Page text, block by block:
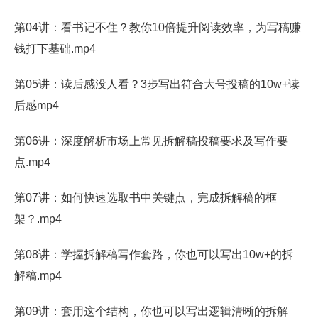
第04讲：看书记不住？教你10倍提升阅读效率，为写稿赚
钱打下基础.mp4
第05讲：读后感没人看？3步写出符合大号投稿的10w+读
后感mp4
第06讲：深度解析市场上常见拆解稿投稿要求及写作要
点.mp4
第07讲：如何快速选取书中关键点，完成拆解稿的框
架？.mp4
第08讲：学握拆解稿写作套路，你也可以写出10w+的拆
解稿.mp4
第09讲：套用这个结构，你也可以写出逻辑清晰的拆解